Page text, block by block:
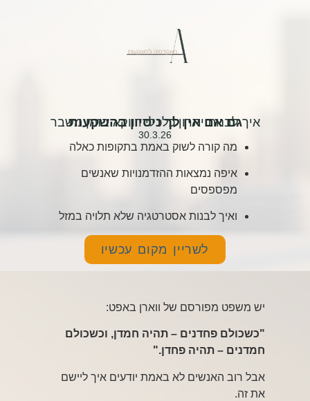
איך לבנות יתרון כלכלי דווקא בזמן משבר
גם אם אין לך ניסיון בהשקעות
30.3.26
מה קורה לשוק באמת בתקופות כאלה
איפה נמצאות ההזדמנויות שאנשים
מפספסים
ואיך לבנות אסטרטגיה שלא תלויה במזל
לשריין מקום עכשיו
יש משפט מפורסם שלווארן באפט:
"כשכולם פחדנים – תהיה חמדן, וכשכולם
חמדנים – תהיה פחדן."
אבל רוב האנשים לא באמת יודעים איך ליישם
את זה.